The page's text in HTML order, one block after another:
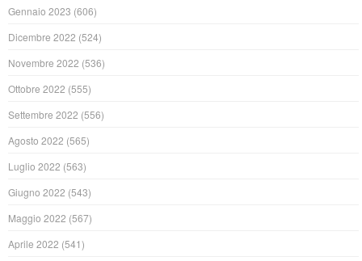
Gennaio 2023 (606)
Dicembre 2022 (524)
Novembre 2022 (536)
Ottobre 2022 (555)
Settembre 2022 (556)
Agosto 2022 (565)
Luglio 2022 (563)
Giugno 2022 (543)
Maggio 2022 (567)
Aprile 2022 (541)